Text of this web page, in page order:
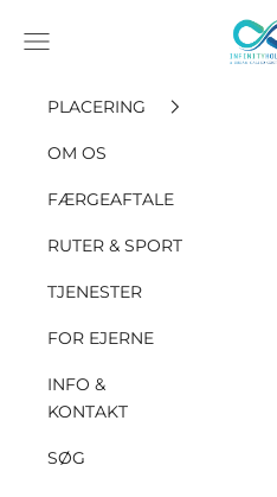
Åbn navigationsmenuen
PLACERING
OM OS
FÆRGEAFTALE
RUTER & SPORT
TJENESTER
FOR EJERNE
INFO &
KONTAKT
SØG